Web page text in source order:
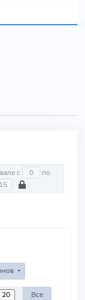
На интервале с по
Все